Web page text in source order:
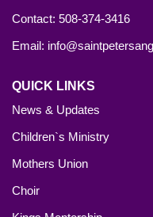
Contact: 508-374-3416
Email:
QUICK LINKS
News & Updates
Children`s Ministry
Mothers Union
Choir